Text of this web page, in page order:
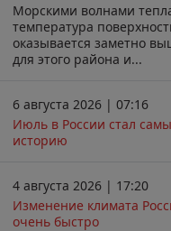
Морскими волнами
температура
оказывается заметно
для этого района и...
6 августа 2026 | 07:16
Июль в России стал
историю
4 августа 2026 | 17:20
Изменение климата
очень быстро